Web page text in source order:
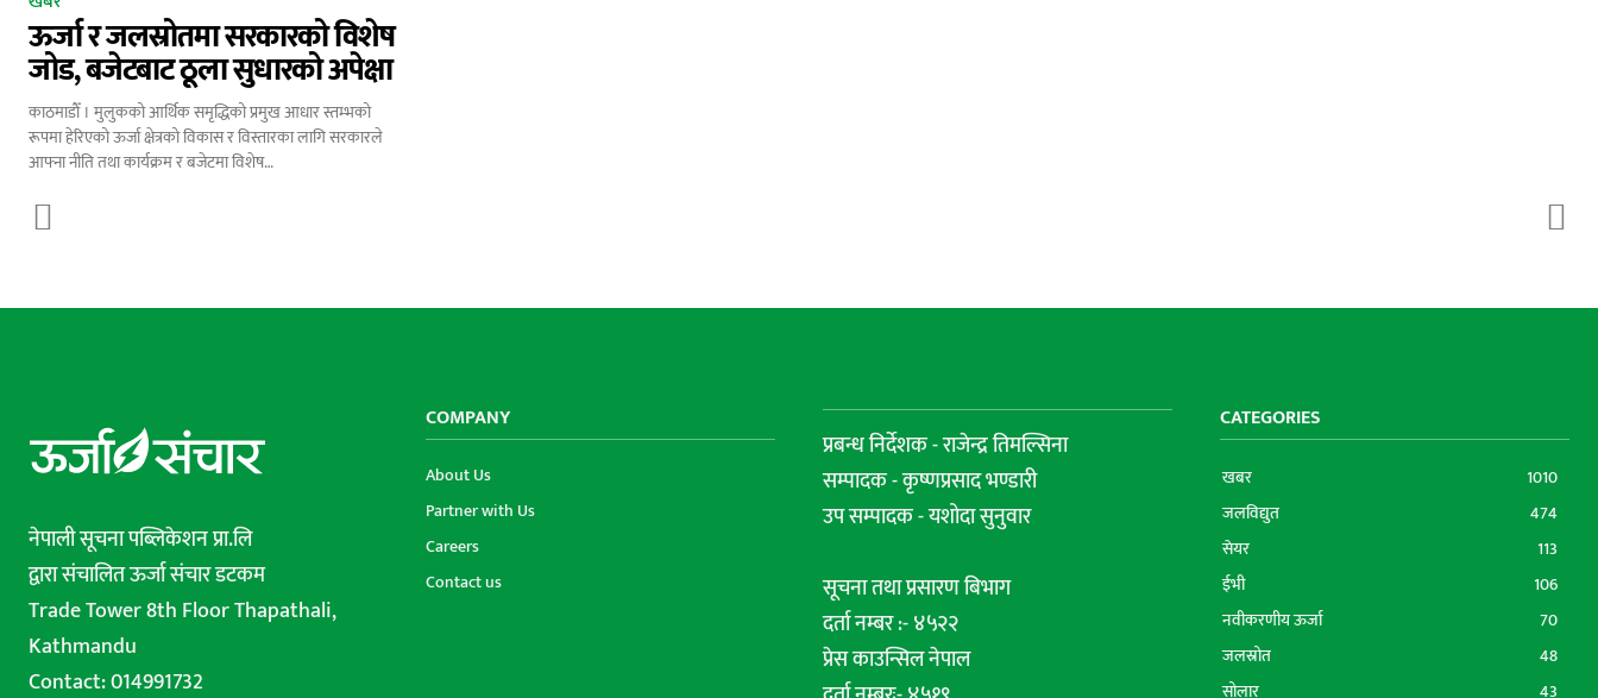
ऊर्जा र जलस्रोतमा सरकारको विशेष
जोड, बजेटबाट ठूला सुधारको अपेक्षा
काठमाडाैँ । मुलुकको आर्थिक समृद्धिको प्रमुख आधार स्तम्भको
रूपमा हेरिएको ऊर्जा क्षेत्रको विकास र विस्तारका लागि सरकारले
आफ्ना नीति तथा कार्यक्रम र बजेटमा विशेष…
नेपाली सूचना पब्लिकेशन प्रा.लि
द्वारा संचालित ऊर्जा संचार डटकम
Trade Tower 8th Floor Thapathali,
Kathmandu
Contact: 014991732
COMPANY
About Us
Partner with Us
Careers
Contact us
प्रबन्ध निर्देशक - राजेन्द्र तिमल्सिना
सम्पादक - कृष्णप्रसाद भण्डारी
उप सम्पादक - यशोदा सुनुवार
सूचना तथा प्रसारण बिभाग
दर्ता नम्बर :- ४५२२
प्रेस काउन्सिल नेपाल
CATEGORIES
खबर
1010
जलविद्युत
474
सेयर
113
ईभी
106
नवीकरणीय ऊर्जा
70
जलस्रोत
48
सोलार
43